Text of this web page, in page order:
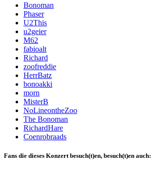
Bonoman
Phaser
U2This
u2geier
M62
fabioalt
Richard
zoofreddie
HerrBatz
bonoakki
morn
MisterB
NoLineontheZoo
The Bonoman
RichardHare
Coenrobraads
Fans die dieses Konzert besuch(t)en, besuch(t)en auch: